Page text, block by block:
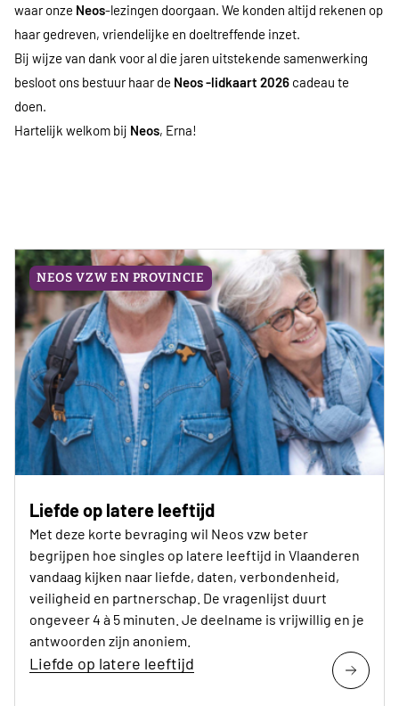
waar onze Neos-lezingen doorgaan. We konden altijd rekenen op
haar gedreven, vriendelijke en doeltreffende inzet.
Bij wijze van dank voor al die jaren uitstekende samenwerking
besloot ons bestuur haar de Neos -lidkaart 2026 cadeau te
doen.
Hartelijk welkom bij Neos, Erna!
NEOS VZW EN PROVINCIE
Liefde op latere leeftijd
Met deze korte bevraging wil Neos vzw beter
begrijpen hoe singles op latere leeftijd in Vlaanderen
vandaag kijken naar liefde, daten, verbondenheid,
veiligheid en partnerschap. De vragenlijst duurt
ongeveer 4 à 5 minuten. Je deelname is vrijwillig en je
antwoorden zijn anoniem.
Liefde op latere leeftijd